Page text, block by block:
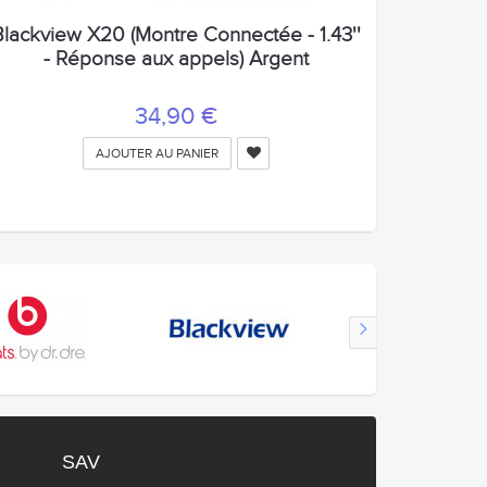
X20 (Montre Connectée - 1.43''
- Réponse aux appels) Argent
34,90 €
AJOUTER AU PANIER
SAV